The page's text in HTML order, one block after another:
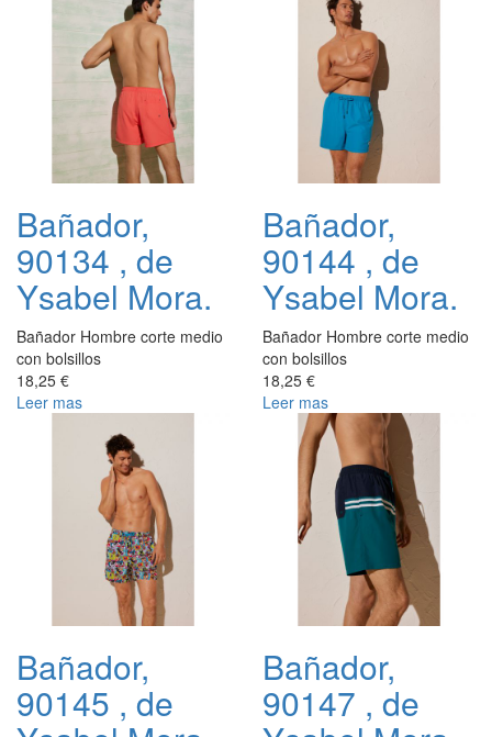
Bañador,
90134 , de
Ysabel Mora.
Bañador Hombre corte medio
con bolsillos
18,25 €
Leer mas
Bañador,
90144 , de
Ysabel Mora.
Bañador Hombre corte medio
con bolsillos
18,25 €
Leer mas
Bañador,
90145 , de
Bañador,
90147 , de